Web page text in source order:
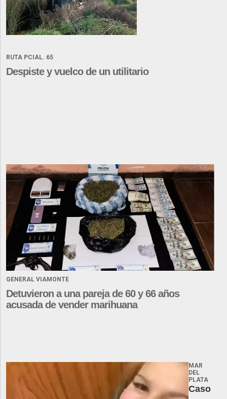
RUTA PCIAL. 65
Despiste y vuelco de un utilitario
GENERAL VIAMONTE
Detuvieron a una pareja de 60 y 66 años
acusada de vender marihuana
MAR
DEL
PLATA
Caso